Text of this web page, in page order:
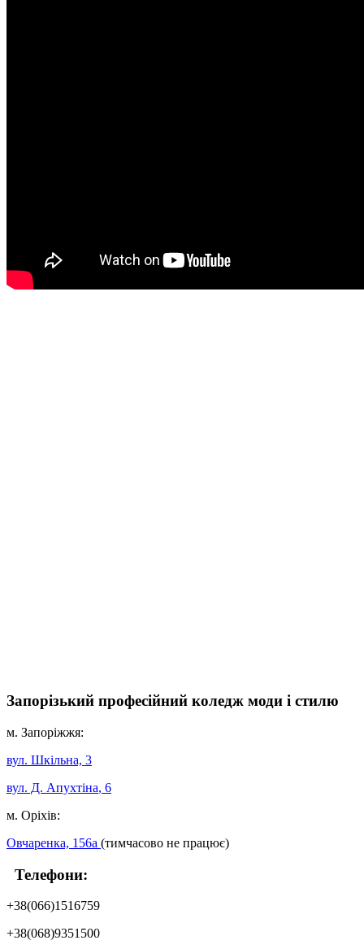
Запорізький професійний коледж моди і стилю
м. Запоріжжя:
вул. Шкільна, 3
вул. Д. Апухтіна, 6
м. Оріхів:
Овчаренка, 156а (тимчасово не працює)
Телефони:
+38(066)1516759
+38(068)9351500